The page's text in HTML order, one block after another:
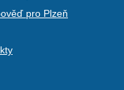
pro Plzeň